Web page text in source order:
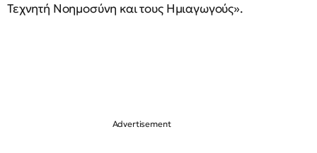
Τεχνητή Νοημοσύνη και τους Ημιαγωγούς».